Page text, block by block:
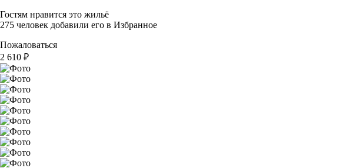
Гостям нравится это жильё
275 человек добавили его в Избранное
Пожаловаться
2 610 ₽